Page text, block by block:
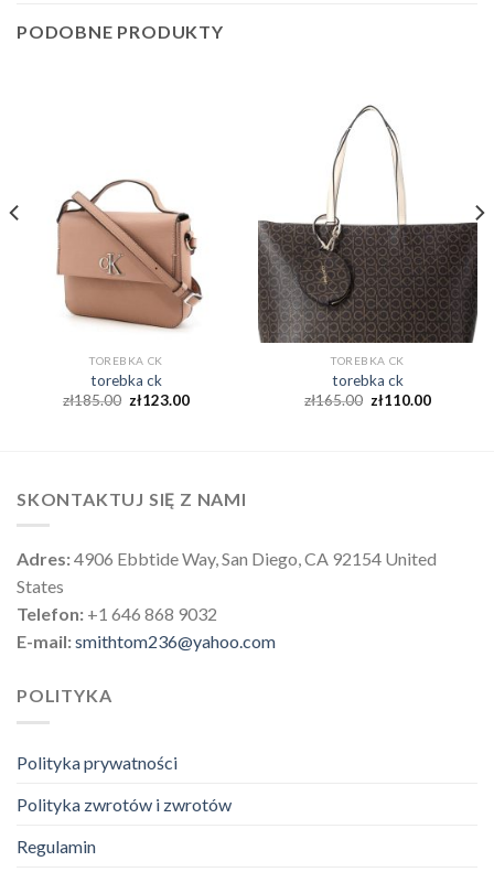
PODOBNE PRODUKTY
TOREBKA CK
torebka ck
zł185.00 zł123.00
TOREBKA CK
torebka ck
zł165.00 zł110.00
SKONTAKTUJ SIĘ Z NAMI
Adres:4906 Ebbtide Way, San Diego, CA 92154 United
States
Telefon: +1 646 868 9032
E-mail:smithtom236@yahoo.com
POLITYKA
Polityka prywatności
Polityka zwrotów i zwrotów
Regulamin